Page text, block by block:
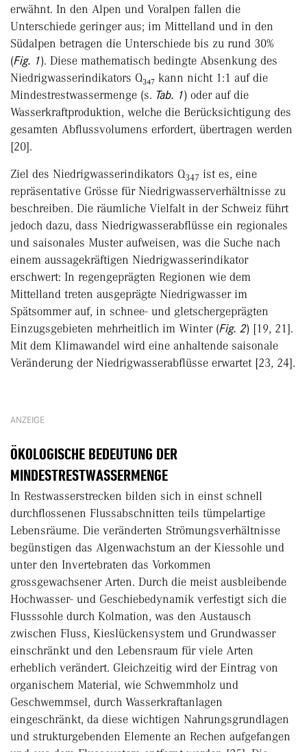
erwähnt. In den Alpen und Voralpen fallen die
Unterschiede geringer aus; im Mittelland und in den
Südalpen betragen die Unterschiede bis zu rund 30%
(Fig. 1). Diese mathematisch bedingte Absenkung des
Niedrigwasserindikators Q₃₄₇ kann nicht 1:1 auf die
Mindestrestwassermenge (s. Tab. 1) oder auf die
Wasserkraftproduktion, welche die Berücksichtigung des
gesamten Abflussvolumens erfordert, übertragen werden
[20].
Ziel des Niedrigwasserindikators Q347 ist es, eine
repräsentative Grösse für Niedrigwasserverhältnisse zu
beschreiben. Die räumliche Vielfalt in der Schweiz führt
jedoch dazu, dass Niedrigwasserabflüsse ein regionales
und saisonales Muster aufweisen, was die Suche nach
einem aussagekräftigen Niedrigwasserindikator
erschwert: In regengeprägten Regionen wie dem
Mittelland treten ausgeprägte Niedrigwasser im
Spätsommer auf, in schnee- und gletschergeprägten
Einzugsgebieten mehrheitlich im Winter (Fig. 2) [19, 21].
Mit dem Klimawandel wird eine anhaltende saisonale
Veränderung der Niedrigwasserabflüsse erwartet [23, 24].
ANZEIGE
ÖKOLOGISCHE BEDEUTUNG DER
MINDESTRESTWASSERMENGE
In Restwasserstrecken bilden sich in einst schnell
durchflossenen Flussabschnitten teils tümpelartige
Lebensräume. Die veränderten Strömungsverhältnisse
begünstigen das Algenwachstum an der Kiessohle und
unter den Invertebraten das Vorkommen
grossgewachsener Arten. Durch die meist ausbleibende
Hochwasser- und Geschiebedynamik verfestigt sich die
Flusssohle durch Kolmation, was den Austausch
zwischen Fluss, Kieslückensystem und Grundwasser
einschränkt und den Lebensraum für viele Arten
erheblich verändert. Gleichzeitig wird der Eintrag von
organischem Material, wie Schwemmholz und
Geschwemmsel, durch Wasserkraftanlagen
eingeschränkt, da diese wichtigen Nahrungsgrundlagen
und strukturgebenden Elemente an Rechen aufgefangen